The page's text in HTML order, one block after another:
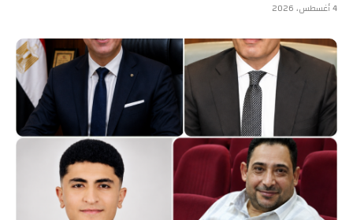
4 أغسطس، 2026